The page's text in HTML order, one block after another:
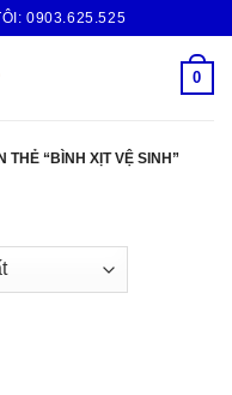
0903.625.525
0
“BÌNH XỊT VỆ SINH”